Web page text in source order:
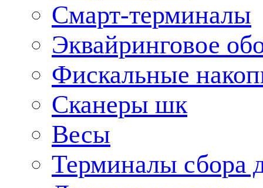
Смарт-терминалы
Эквайринговое
Фискальные
Сканеры шк
Весы
Терминалы сбора